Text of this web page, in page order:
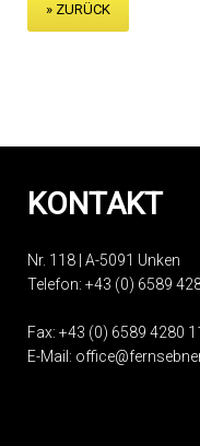
» ZURÜCK
KONTAKT
Nr. 118 | A-5091 Unken
Telefon: +43 (0) 6589
Fax: +43 (0) 6589 4280 11
E-Mail: